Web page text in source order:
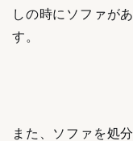
しの時にソファが
す。
また、ソファを処